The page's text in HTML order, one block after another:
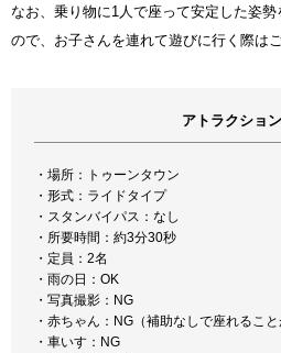
なお、乗り物に1人で座って安定した姿
ので、お子さんを連れて遊びに行く際は
アトラクショ
・場所：トゥーンタウン
・形式：ライドタイプ
・スタンバイパス：なし
・所要時間：約3分30秒
・定員：2名
・雨の日：OK
・写真撮影：NG
・赤ちゃん：NG（補助なしで座れること
・車いす：NG